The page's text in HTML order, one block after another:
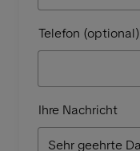
Telefon (optional)
Ihre Nachricht